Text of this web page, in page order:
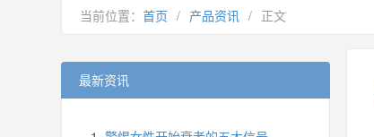
当前位置： 首页 / 产品资讯 / 正文
最新资讯